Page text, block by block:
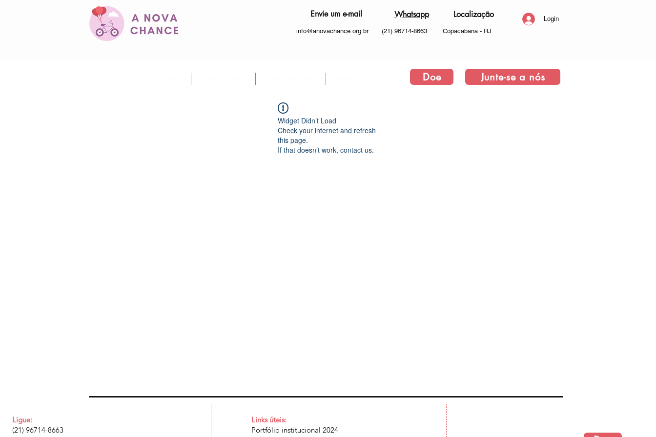
Envie um e-mail
info@anovachance.org.br
Whatsapp
(21) 96714-8663
Localização
Copacabana - RJ
Login
Doe Junte-se a nós
Widget Didn’t Load
Check your internet and refresh
this page.
If that doesn’t work, contact us.
Ligue:
(21) 96714-8663
Links úteis:
Portfólio institucional 2024